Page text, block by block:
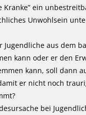
Kranke” ein
Unwohlsein
Jugendliche aus dem
kann oder er den
kann, soll dann
er nicht noch
bei